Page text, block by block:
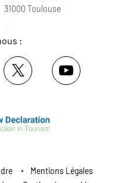
31000 Toulouse
:
Mentions Légales